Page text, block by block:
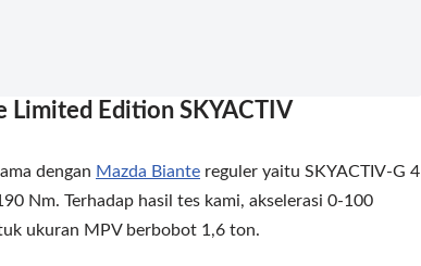
Limited Edition SKYACTIV
dengan Mazda Biante reguler yaitu SKYACTIV-G 4
Nm. Terhadap hasil tes kami, akselerasi 0-100
ukuran MPV berbobot 1,6 ton.